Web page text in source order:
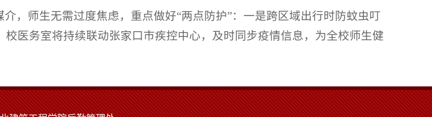
，师生无需过度焦虑，重点做好“两点防护”：一是跨区域出行时防蚊虫叮
校医务室将持续联动张家口市疾控中心，及时同步疫情信息，为全校师生健